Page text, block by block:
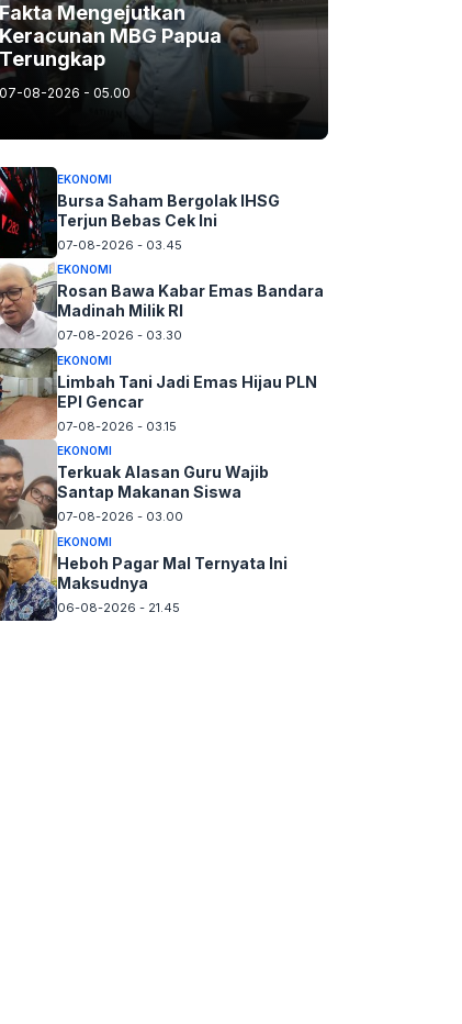
Fakta Mengejutkan
Keracunan MBG Papua
Terungkap
07-08-2026 - 05.00
EKONOMI
Bursa Saham Bergolak IHSG
Terjun Bebas Cek Ini
07-08-2026 - 03.45
EKONOMI
Rosan Bawa Kabar Emas Bandara
Madinah Milik RI
07-08-2026 - 03.30
EKONOMI
Limbah Tani Jadi Emas Hijau PLN
EPI Gencar
07-08-2026 - 03.15
EKONOMI
Terkuak Alasan Guru Wajib
Santap Makanan Siswa
07-08-2026 - 03.00
EKONOMI
Heboh Pagar Mal Ternyata Ini
Maksudnya
06-08-2026 - 21.45